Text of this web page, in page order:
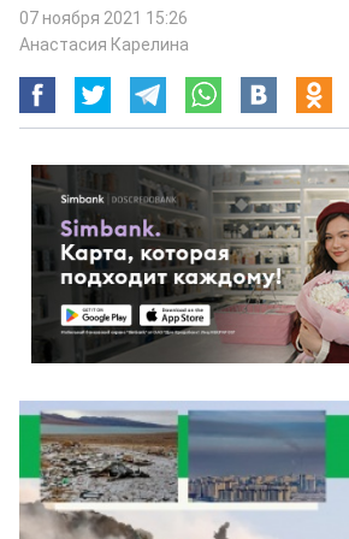
07 ноября 2021 15:26
Анастасия Карелина